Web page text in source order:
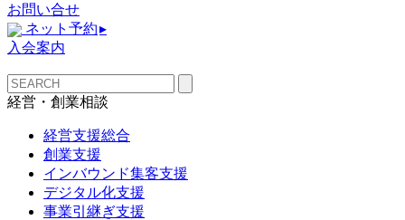
お問い合せ
ネット予約▸
入会案内
経営・創業相談
経営支援総合
創業支援
インバウンド集客支援
デジタル化支援
事業引継ぎ支援